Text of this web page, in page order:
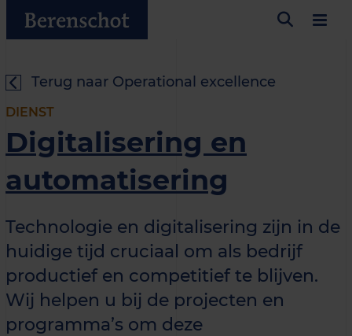
Terug naar Operational excellence
DIENST
Digitalisering en
automatisering
Technologie en digitalisering zijn in de
huidige tijd cruciaal om als bedrijf
productief en competitief te blijven.
Wij helpen u bij de projecten en
programma’s om deze